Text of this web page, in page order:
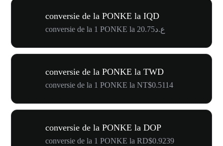
conversie de la PONKE la IQD
conversie de la 1 PONKE la ع.د20.75
conversie de la PONKE la TWD
conversie de la 1 PONKE la NT$0.5114
conversie de la PONKE la DOP
conversie de la 1 PONKE la RD$0.9239